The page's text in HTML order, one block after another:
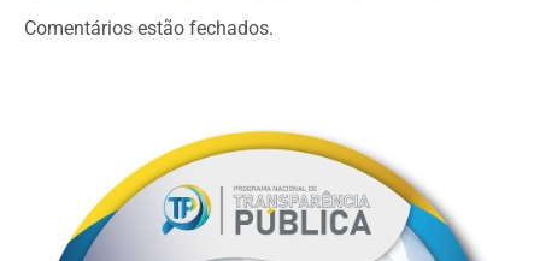
Comentários estão fechados.